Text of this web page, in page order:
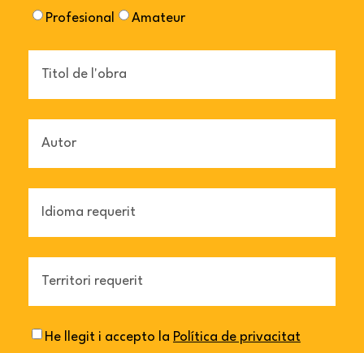
Profesional Amateur
Titol
Autor
Idioma
Territori
He llegit i accepto la Política de privacitat